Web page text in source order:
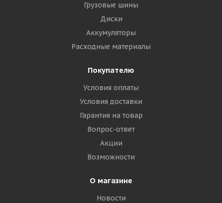
Грузовые шины
Диски
Аккумуляторы
Расходные материалы
Покупателю
Условия оплаты
Условия доставки
Гарантия на товар
Вопрос-ответ
Акции
Возможности
О магазине
Новости